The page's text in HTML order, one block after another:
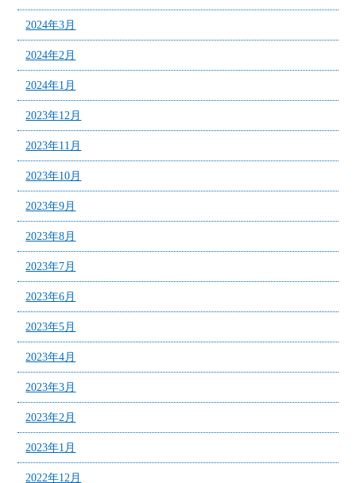
2024年3月
2024年2月
2024年1月
2023年12月
2023年11月
2023年10月
2023年9月
2023年8月
2023年7月
2023年6月
2023年5月
2023年4月
2023年3月
2023年2月
2023年1月
2022年12月